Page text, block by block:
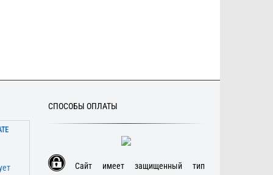
СПОСОБЫ ОПЛАТЫ
Сайт имеет защищенный тип